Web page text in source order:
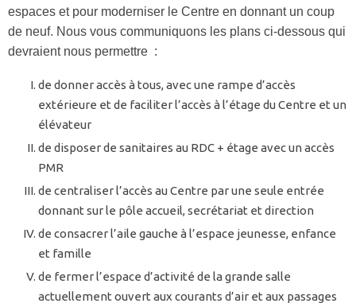
espaces et pour moderniser le Centre en donnant un coup
de neuf. Nous vous communiquons les plans ci-dessous qui
devraient nous permettre :
de donner accès à tous, avec une rampe d’accès
extérieure et de faciliter l’accès à l’étage du Centre et un
élévateur
de disposer de sanitaires au RDC + étage avec un accès
PMR
de centraliser l’accès au Centre par une seule entrée
donnant sur le pôle accueil, secrétariat et direction
de consacrer l’aile gauche à l’espace jeunesse, enfance
et famille
de fermer l’espace d’activité de la grande salle
actuellement ouvert aux courants d’air et aux passages